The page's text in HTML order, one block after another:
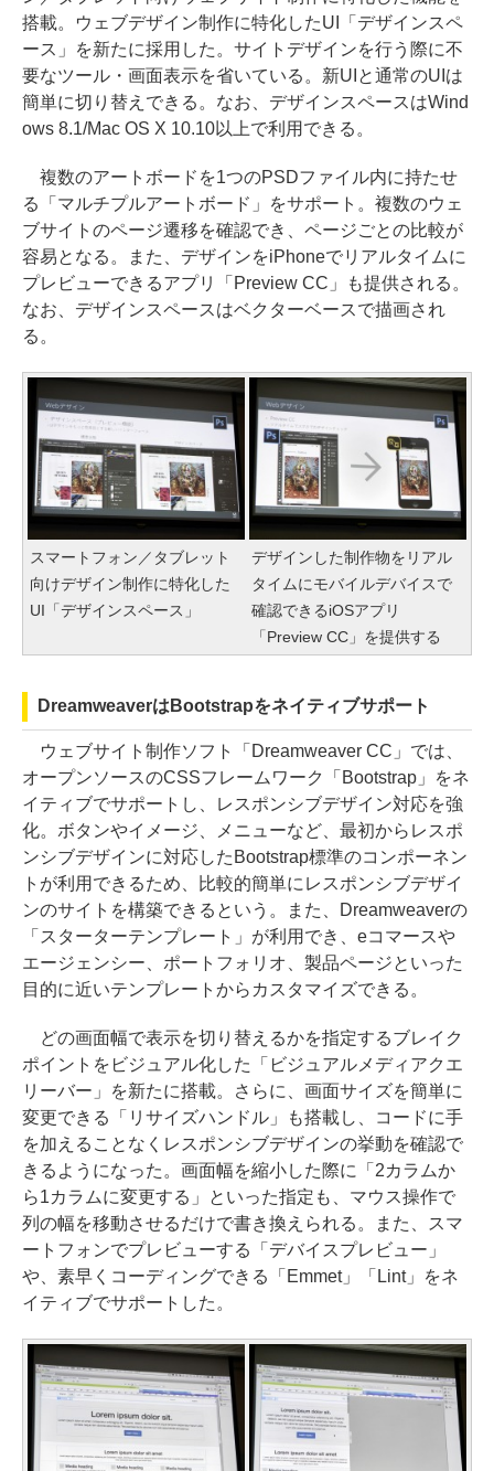
搭載。ウェブデザイン制作に特化したUI「デザインスペ
ース」を新たに採用した。サイトデザインを行う際に不
要なツール・画面表示を省いている。新UIと通常のUIは
簡単に切り替えできる。なお、デザインスペースはWind
ows 8.1/Mac OS X 10.10以上で利用できる。
複数のアートボードを1つのPSDファイル内に持たせ
る「マルチプルアートボード」をサポート。複数のウェ
ブサイトのページ遷移を確認でき、ページごとの比較が
容易となる。また、デザインをiPhoneでリアルタイムに
プレビューできるアプリ「Preview CC」も提供される。
なお、デザインスペースはベクターベースで描画され
る。
スマートフォン／タブレット
向けデザイン制作に特化した
UI「デザインスペース」
デザインした制作物をリアル
タイムにモバイルデバイスで
確認できるiOSアプリ
「Preview CC」を提供する
DreamweaverはBootstrapをネイティブサポート
ウェブサイト制作ソフト「Dreamweaver CC」では、
オープンソースのCSSフレームワーク「Bootstrap」をネ
イティブでサポートし、レスポンシブデザイン対応を強
化。ボタンやイメージ、メニューなど、最初からレスポ
ンシブデザインに対応したBootstrap標準のコンポーネン
トが利用できるため、比較的簡単にレスポンシブデザイ
ンのサイトを構築できるという。また、Dreamweaverの
「スターターテンプレート」が利用でき、eコマースや
エージェンシー、ポートフォリオ、製品ページといった
目的に近いテンプレートからカスタマイズできる。
どの画面幅で表示を切り替えるかを指定するブレイク
ポイントをビジュアル化した「ビジュアルメディアクエ
リーバー」を新たに搭載。さらに、画面サイズを簡単に
変更できる「リサイズハンドル」も搭載し、コードに手
を加えることなくレスポンシブデザインの挙動を確認で
きるようになった。画面幅を縮小した際に「2カラムか
ら1カラムに変更する」といった指定も、マウス操作で
列の幅を移動させるだけで書き換えられる。また、スマ
ートフォンでプレビューする「デバイスプレビュー」
や、素早くコーディングできる「Emmet」「Lint」をネ
イティブでサポートした。